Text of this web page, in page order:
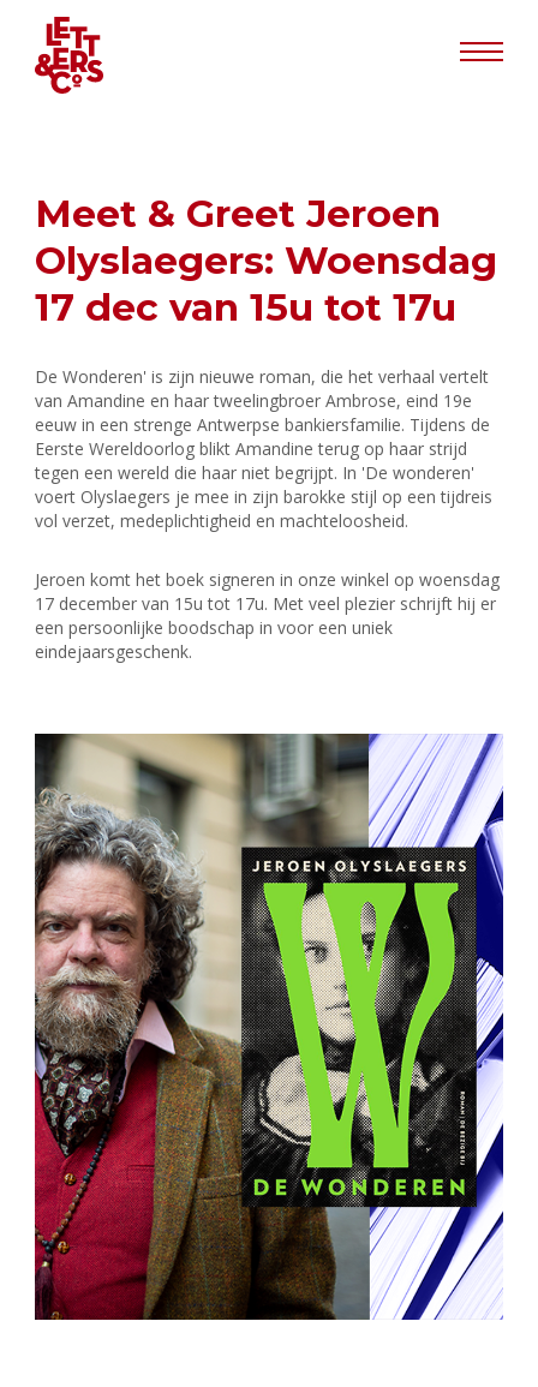
Meet & Greet Jeroen
Olyslaegers: Woensdag
17 dec van 15u tot 17u
De Wonderen' is zijn nieuwe roman, die het verhaal vertelt
van Amandine en haar tweelingbroer Ambrose, eind 19e
eeuw in een strenge Antwerpse bankiersfamilie. Tijdens de
Eerste Wereldoorlog blikt Amandine terug op haar strijd
tegen een wereld die haar niet begrijpt. In 'De wonderen'
voert Olyslaegers je mee in zijn barokke stijl op een tijdreis
vol verzet, medeplichtigheid en machteloosheid.
Jeroen komt het boek signeren in onze winkel op woensdag
17 december van 15u tot 17u. Met veel plezier schrijft hij er
een persoonlijke boodschap in voor een uniek
eindejaarsgeschenk.